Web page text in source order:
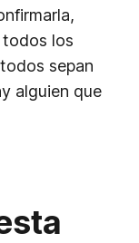
todos los
sepan
alguien que